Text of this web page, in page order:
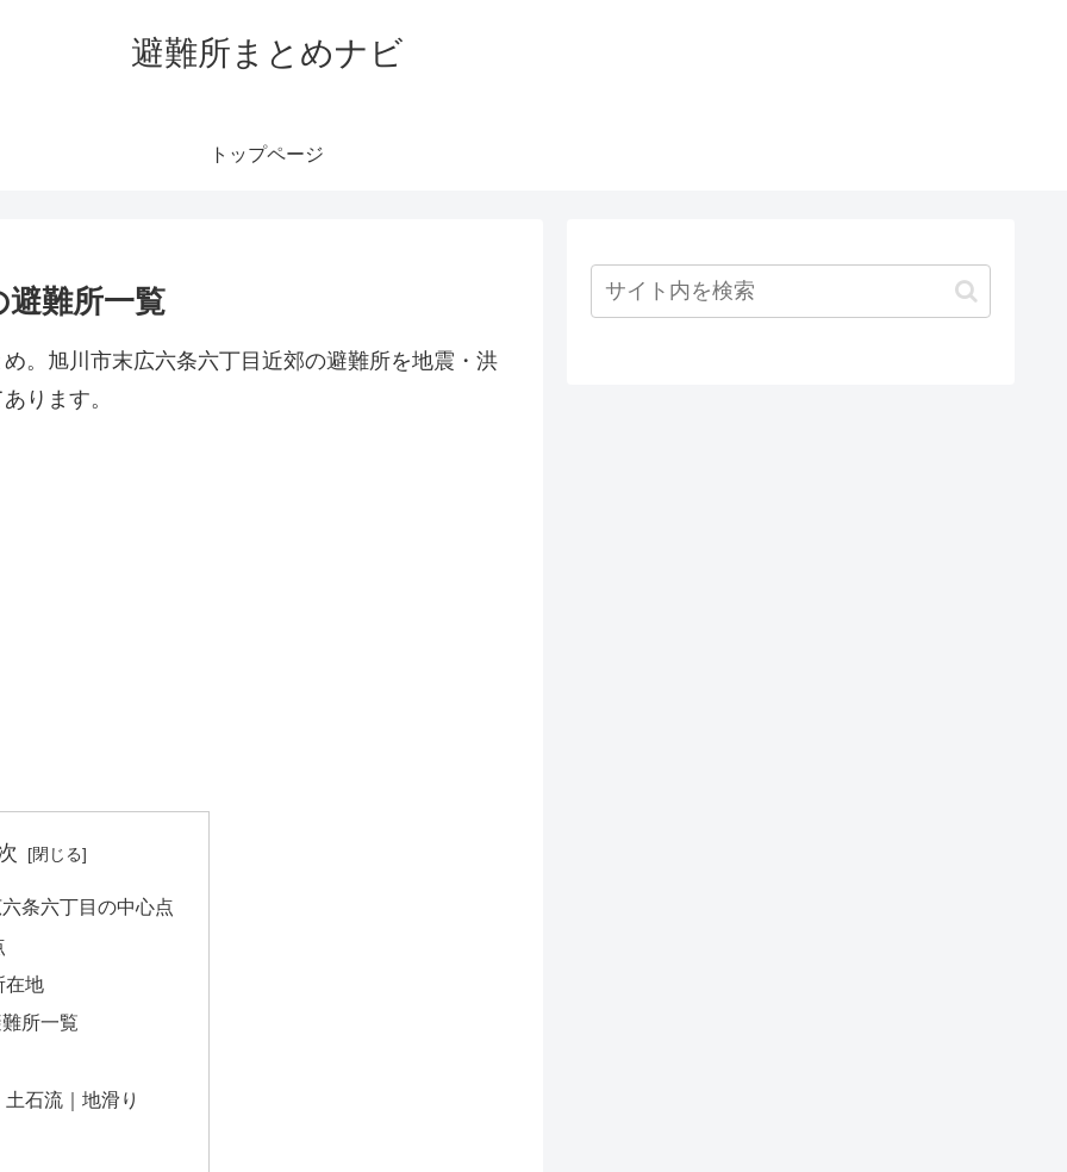
避難所まとめナビ
トップページ
避難所一覧
。旭川市末広六条六丁目近郊の避難所を地震・洪
ります。
条六丁目の中心点
在地
所一覧
石流｜地滑り